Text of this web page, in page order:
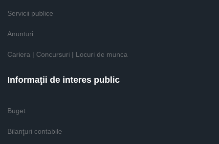
Servicii publice
Anunturi
Cariera | Concursuri | Locuri de munca
Informaţii de interes public
Buget
Bilanţuri contabile